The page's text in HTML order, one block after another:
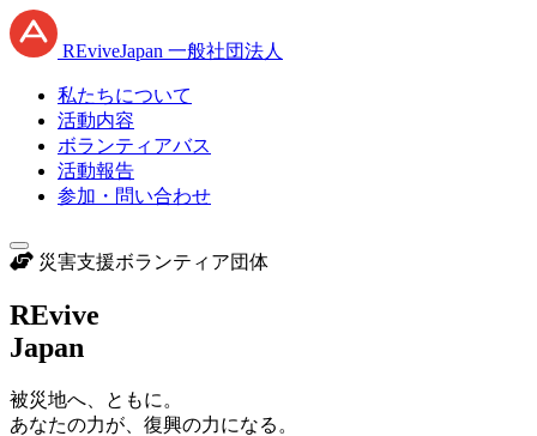
REviveJapan 一般社団法人
私たちについて
活動内容
ボランティアバス
活動報告
参加・問い合わせ
災害支援ボランティア団体
REvive
Japan
被災地へ、ともに。
あなたの力が、復興の力になる。